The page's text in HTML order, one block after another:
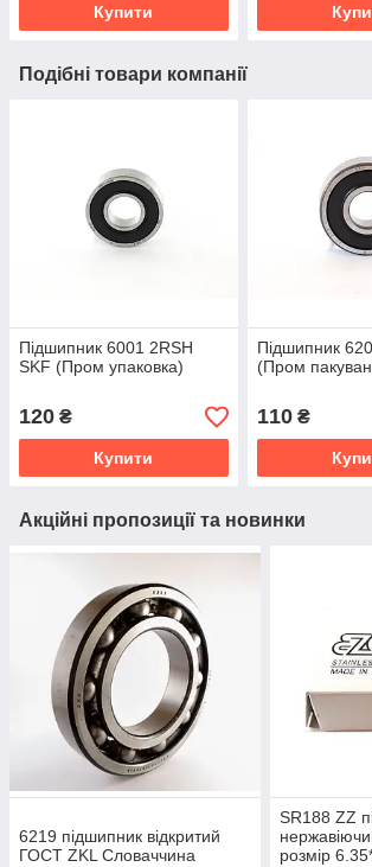
Купити
Подібні товари компанії
Підшипник 6001 2RSH
SKF (Пром упаковка)
120 ₴
Купити
Підшипник
(Пром
110₴
Акційні пропозиції та новинки
6219 підшипник відкритий
ГОСТ ZKL Словаччина
SR188 ZZ
розмір